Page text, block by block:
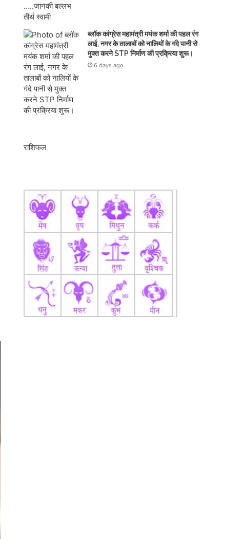
ब्लॉक कांग्रेस महामंत्री मयंक शर्मा की पहल रंग
लाई, नगर के तालाबों को नालियों के गंदे पानी से
मुक्त करने STP निर्माण की प्रक्रिया शुरू।
6 days ago
राशिफल